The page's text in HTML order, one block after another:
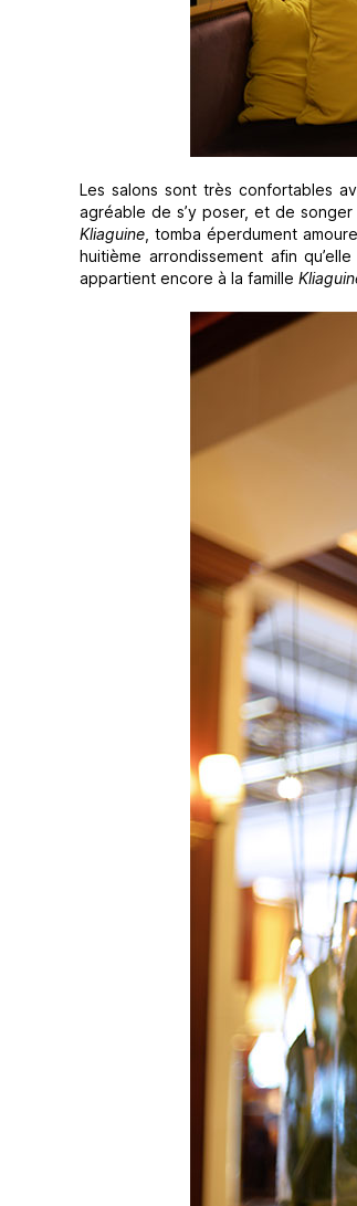
Les salons sont très confortables
agréable de s’y poser, et de
Kliaguine , tomba éperdument
huitième arrondissement afin
appartient encore à la famille